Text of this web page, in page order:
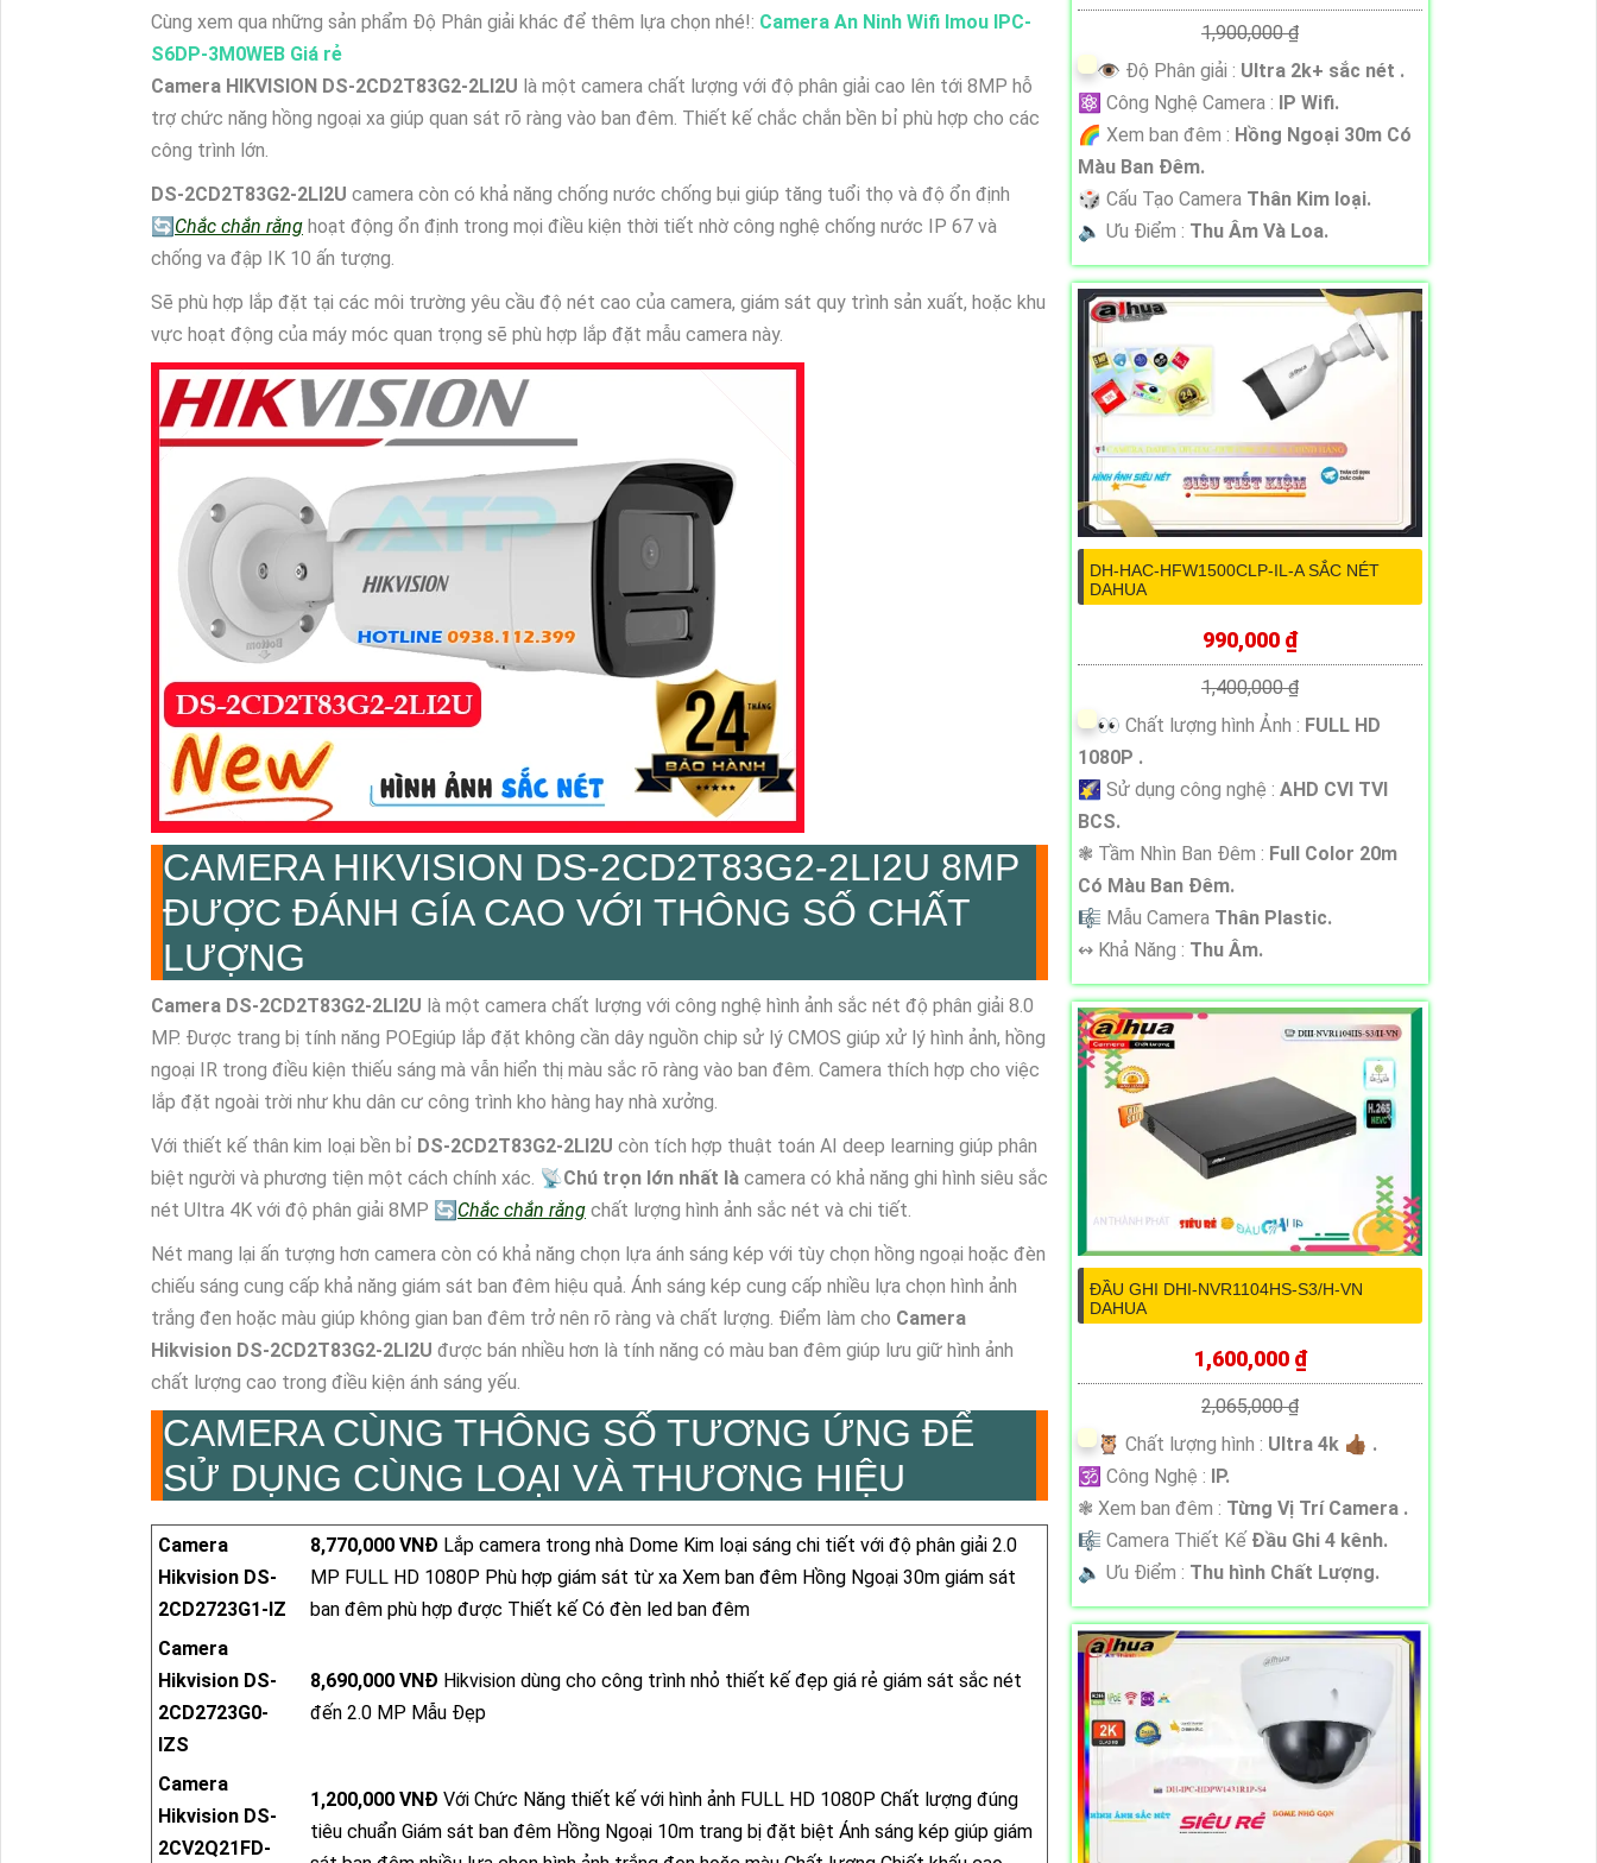
Cùng xem qua những sản phẩm Độ Phân giải khác để thêm lựa chọn nhé!: Camera An Ninh Wifi Imou IPC-
S6DP-3M0WEB Giá rẻ
Camera HIKVISION DS-2CD2T83G2-2LI2U là một camera chất lượng với độ phân giải cao lên tới 8MP hỗ
trợ chức năng hồng ngoại xa giúp quan sát rõ ràng vào ban đêm. Thiết kế chắc chắn bền bỉ phù hợp cho các
công trình lớn.
DS-2CD2T83G2-2LI2U camera còn có khả năng chống nước chống bụi giúp tăng tuổi thọ và độ ổn định
🔄 Chắc chắn rằng hoạt động ổn định trong mọi điều kiện thời tiết nhờ công nghệ chống nước IP 67 và
chống va đập IK 10 ấn tượng.
Sẽ phù hợp lắp đặt tại các môi trường yêu cầu độ nét cao của camera, giám sát quy trình sản xuất, hoặc khu
vực hoạt động của máy móc quan trọng sẽ phù hợp lắp đặt mẫu camera này.
CAMERA HIKVISION DS-2CD2T83G2-2LI2U 8MP
ĐƯỢC ĐÁNH GÍA CAO VỚI THÔNG SỐ CHẤT
LƯỢNG
Camera DS-2CD2T83G2-2LI2U là một camera chất lượng với công nghệ hình ảnh sắc nét độ phân giải 8.0
MP. Được trang bị tính năng POEgiúp lắp đặt không cần dây nguồn chip sử lý CMOS giúp xử lý hình ảnh, hồng
ngoại IR trong điều kiện thiếu sáng mà vẫn hiển thị màu sắc rõ ràng vào ban đêm. Camera thích hợp cho việc
lắp đặt ngoài trời như khu dân cư công trình kho hàng hay nhà xưởng.
Với thiết kế thân kim loại bền bỉ DS-2CD2T83G2-2LI2U còn tích hợp thuật toán AI deep learning giúp phân
biệt người và phương tiện một cách chính xác. 📡Chú trọn lớn nhất là camera có khả năng ghi hình siêu sắc
nét Ultra 4K với độ phân giải 8MP 🔄 Chắc chắn rằng chất lượng hình ảnh sắc nét và chi tiết.
Nét mang lại ấn tượng hơn camera còn có khả năng chọn lựa ánh sáng kép với tùy chọn hồng ngoại hoặc đèn
chiếu sáng cung cấp khả năng giám sát ban đêm hiệu quả. Ánh sáng kép cung cấp nhiều lựa chọn hình ảnh
trắng đen hoặc màu giúp không gian ban đêm trở nên rõ ràng và chất lượng. Điểm làm cho Camera
Hikvision DS-2CD2T83G2-2LI2U được bán nhiều hơn là tính năng có màu ban đêm giúp lưu giữ hình ảnh
chất lượng cao trong điều kiện ánh sáng yếu.
CAMERA CÙNG THÔNG SỐ TƯƠNG ỨNG ĐỂ
SỬ DỤNG CÙNG LOẠI VÀ THƯƠNG HIỆU
Camera
Hikvision DS-
2CD2723G1-IZ
8,770,000 VNĐ Lắp camera trong nhà Dome Kim loại sáng chi tiết với độ phân giải 2.0
MP FULL HD 1080P Phù hợp giám sát từ xa Xem ban đêm Hồng Ngoại 30m giám sát
ban đêm phù hợp được Thiết kế Có đèn led ban đêm
Camera
Hikvision DS-
2CD2723G0-
IZS
8,690,000 VNĐ Hikvision dùng cho công trình nhỏ thiết kế đẹp giá rẻ giám sát sắc nét
đến 2.0 MP Mẫu Đẹp
Camera
Hikvision DS-
2CV2Q21FD-
1,200,000 VNĐ Với Chức Năng thiết kế với hình ảnh FULL HD 1080P Chất lượng đúng
tiêu chuẩn Giám sát ban đêm Hồng Ngoại 10m trang bị đặt biệt Ánh sáng kép giúp giám
1,900,000 ₫
👁 Độ Phân giải : Ultra 2k+ sắc nét .
⚛️ Công Nghệ Camera :
IP Wifi.
🌈 Xem ban đêm : Hồng Ngoại 30m Có
Màu Ban Ðêm.
🎲 Cấu Tạo Camera Thân Kim loại.
️🔈 Ưu Điểm : Thu Âm Và Loa.
DH-HAC-HFW1500CLP-IL-A SẮC NÉT
DAHUA
990,000 ₫
1,400,000 ₫
️👀 Chất lượng hình Ảnh : FULL HD
1080P .
🌠 Sử dụng công nghệ : AHD CVI TVI
BCS.
❃ Tầm Nhìn Ban Đêm : Full Color 20m
Có Màu Ban Đêm.
🎼️ Mẫu Camera Thân Plastic.
️↭ Khả Năng : Thu Âm.
ĐẦU GHI DHI-NVR1104HS-S3/H-VN
DAHUA
1,600,000 ₫
2,065,000 ₫
🦉 Chất lượng hình : Ultra 4k 👍🏾 .
🕉️ Công Nghệ : IP.
❃ Xem ban đêm : Từng Vị Trí Camera .
🎼️ Camera Thiết Kế Đầu Ghi 4 kênh.
️🔈 Ưu Điểm : Thu hình Chất Lượng.